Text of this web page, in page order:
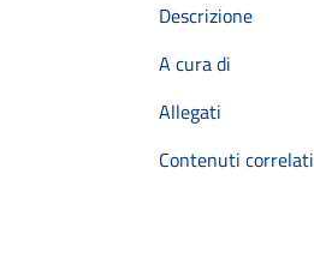
Descrizione
A cura di
Allegati
Contenuti correlati